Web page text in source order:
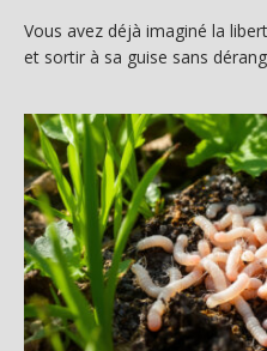
Vous avez déjà imaginé la
et sortir à sa guise sans